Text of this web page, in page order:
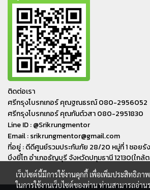
ติดต่อเรา
ศรีกรุงโบรกเกอร์ คุณฐณธรณ์ 080-2956052
ศรีกรุงโบรกเกอร์ คุณกันต์วสา 080-2951830
Line ID : @Srikrungmentor
Email : srikrungmentor@gmail.com
ที่อยู่ : ดีดีศูนย์รวมประกันภัย 28/20 หมู่ที่ 1 ซอย
บึงยี่โถ อำเภอ​ธัญบุรี​ จังหวัดปทุมธานี​ 12130(ใกล้
เว็บไซต์นี้มีการใช้งานคุกกี้ เพื่อเพิ่มประสิทธิภ
ในการใช้งานเว็บไซต์ของท่าน ท่านสามารถอ่าน